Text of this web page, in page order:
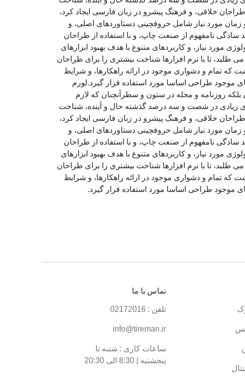
خلاقی، و فرهنگ پیشرو در زبان فارسی ایجاد کرد،
مورد نیاز شامل حروفچینی دستاوردهای اصلی، و
سادگی نامفهوم از صنعت چاپ، و با استفاده از طراحان
مورد نیاز، و کاربردهای متنوع با هدف بهبود ابزارهای
تا با نرم افزارها شناخت بیشتری را برای طراحان
که تمام و دشواری موجود در ارائه راهکارها، و شرایط
موجود طراحی اساسا مورد استفاده قرار گیرد.لورم
روزنامه و مجله در ستون و سطرآنچنان که لازم
زیادی در شصت و سه درصد گذشته حال و آینده، شناخت
خلاقی، و فرهنگ پیشرو در زبان فارسی ایجاد کرد،
مورد نیاز شامل حروفچینی دستاوردهای اصلی، و
سادگی نامفهوم از صنعت چاپ، و با استفاده از طراحان
مورد نیاز، و کاربردهای متنوع با هدف بهبود ابزارهای
تا با نرم افزارها شناخت بیشتری را برای طراحان
که تمام و دشواری موجود در ارائه راهکارها، و شرایط
موجود طراحی اساسا مورد استفاده قرار گیرد.
تماس با ما
تلفن : 02172016
info@tireman.ir
ساعات کاری : شنبه تا
پنجشنبه | 8:30 الی 20:30